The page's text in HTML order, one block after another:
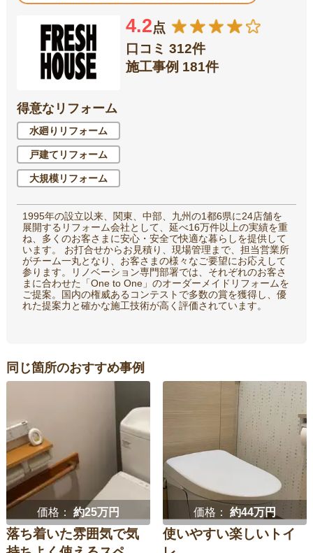
4.2点
口コミ 312件
施工事例 181件
得意なリフォーム
水廻りリフォーム
戸建てリフォーム
大規模リフォーム
1995年の設立以来、関東、中部、九州の1都6県に24店舗を
展開するリフォーム会社として、延べ16万件以上の実績を重
ね、多くのお客さまに安心・安全で快適な暮らしを提供して
います。 お打合せからお見積り、現場管理まで、担当営業所
がチーム一丸となり、お客さまの様々なご要望にお応えして
参ります。リノベーション専門部署では、それぞれのお客さ
まに合わせた「One to One」のオーダーメイドリフォームを
ご提案。国内の権威あるコンテストで多数の賞を獲得し、優
れた提案力と確かな施工技術が高く評価されています。
同じ箇所のおすすめ事例
価格：約25万円
落ち着いた雰囲気で気
価格： 約44万円
使いやすい楽しいトイ